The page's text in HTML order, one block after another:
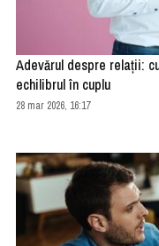
Adevărul despre relații:
echilibrul în cuplu
28 mar 2026, 16:17